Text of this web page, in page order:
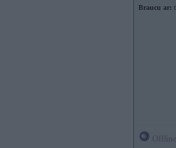
Braucu ar: